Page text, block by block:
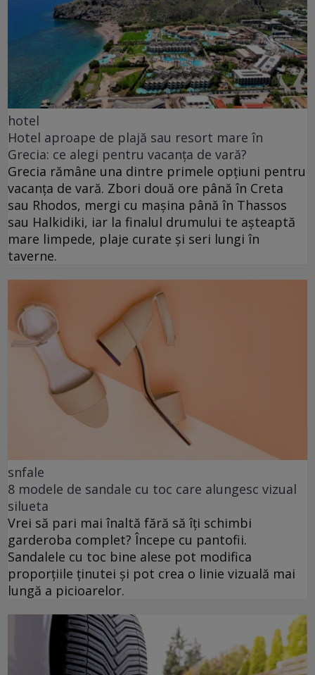
hotel
Hotel aproape de plajă sau resort mare în
Grecia: ce alegi pentru vacanța de vară?
Grecia rămâne una dintre primele opțiuni pentru
vacanța de vară. Zbori două ore până în Creta
sau Rhodos, mergi cu mașina până în Thassos
sau Halkidiki, iar la finalul drumului te așteaptă
mare limpede, plaje curate și seri lungi în
taverne.
snfale
8 modele de sandale cu toc care alungesc vizual
silueta
Vrei să pari mai înaltă fără să îți schimbi
garderoba complet? Începe cu pantofii.
Sandalele cu toc bine alese pot modifica
proporțiile ținutei și pot crea o linie vizuală mai
lungă a picioarelor.